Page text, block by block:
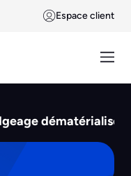
Espace client
dématérialisé ?